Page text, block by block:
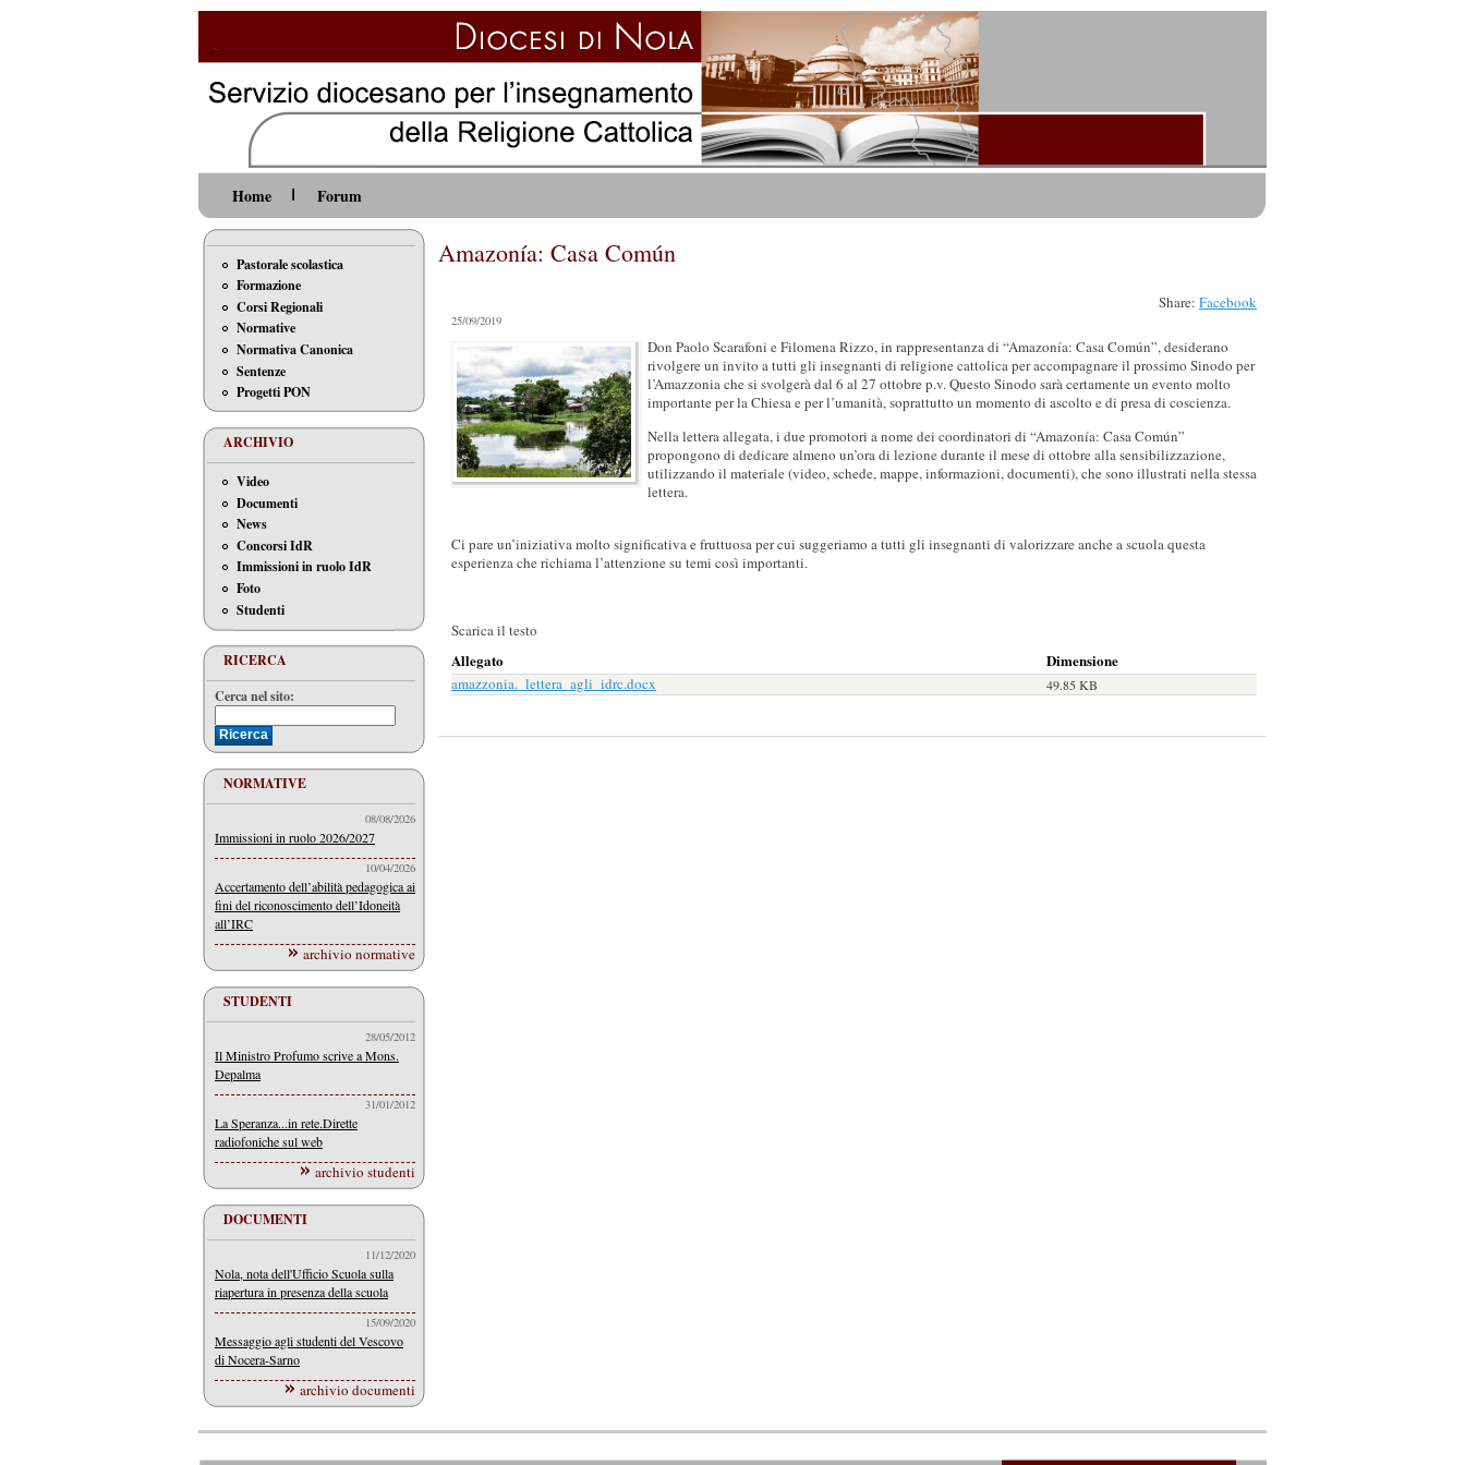
Home Forum
Pastorale scolastica
Formazione
Corsi Regionali
Normative
Normativa Canonica
Sentenze
Progetti PON
ARCHIVIO
Video
Documenti
News
Concorsi IdR
Immissioni in ruolo IdR
Foto
Studenti
RICERCA
Cerca nel sito:
NORMATIVE
08/08/2026
Immissioni in ruolo 2026/2027
10/04/2026
Accertamento dell’abilità pedagogica ai
fini del riconoscimento dell’Idoneità
all’IRC
archivio normative
STUDENTI
28/05/2012
Il Ministro Profumo scrive a Mons.
Depalma
31/01/2012
La Speranza...in rete.Dirette
radiofoniche sul web
archivio studenti
DOCUMENTI
11/12/2020
Nola, nota dell'Ufficio Scuola sulla
riapertura in presenza della scuola
15/09/2020
Messaggio agli studenti del Vescovo
di Nocera-Sarno
archivio documenti
Amazonía: Casa Común
Share: Facebook
25/09/2019
Don Paolo Scarafoni e Filomena Rizzo, in rappresentanza di “Amazonía: Casa Común”, desiderano
rivolgere un invito a tutti gli insegnanti di religione cattolica per accompagnare il prossimo Sinodo per
l’Amazzonia che si svolgerà dal 6 al 27 ottobre p.v. Questo Sinodo sarà certamente un evento molto
importante per la Chiesa e per l’umanità, soprattutto un momento di ascolto e di presa di coscienza.
Nella lettera allegata, i due promotori a nome dei coordinatori di “Amazonía: Casa Común”
propongono di dedicare almeno un’ora di lezione durante il mese di ottobre alla sensibilizzazione,
utilizzando il materiale (video, schede, mappe, informazioni, documenti), che sono illustrati nella stessa
lettera.
Ci pare un’iniziativa molto significativa e fruttuosa per cui suggeriamo a tutti gli insegnanti di valorizzare anche a scuola questa
esperienza che richiama l’attenzione su temi così importanti.
Scarica il testo
Allegato Dimensione
amazzonia._lettera_agli_idrc.docx 49.85 KB